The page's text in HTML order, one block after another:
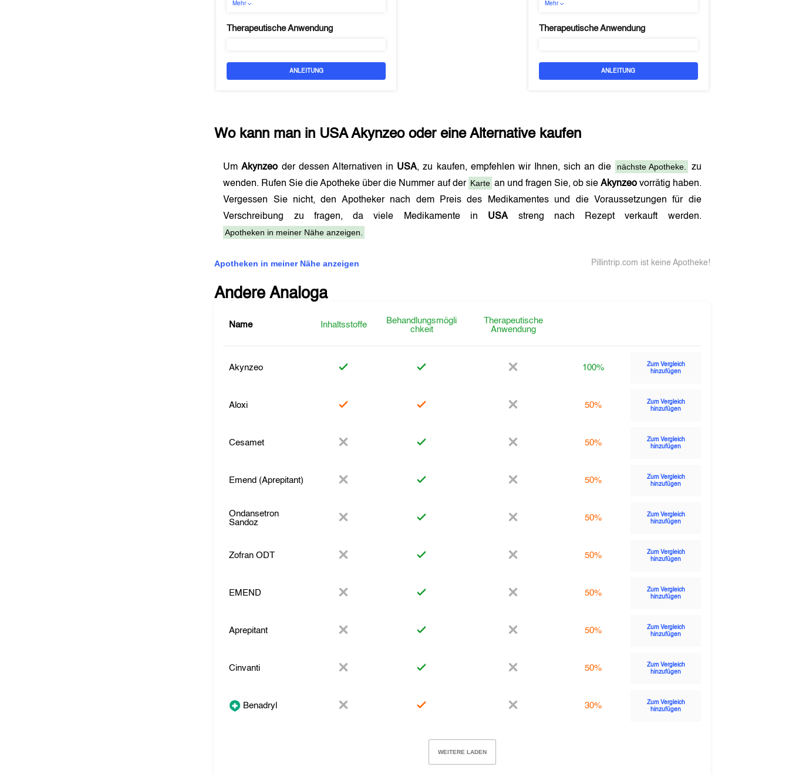
Mehr
Therapeutische Anwendung
ANLEITUNG
Mehr
Therapeutische Anwendung
ANLEITUNG
Wo kann man in USA Akynzeooder eine Alternative kaufen
UmAkynzeo der dessen Alternativen in USA, zu kaufen, empfehlen wir Ihnen, sich an die nächste Apotheke.
zu
wenden. Rufen Sie die Apotheke über die Nummer auf der Karte an und fragen Sie, ob sie Akynzeovorrätig haben.
Vergessen Sie nicht, den Apotheker nach dem Preis des Medikamentes und die Voraussetzungen für die
Verschreibung zu fragen, da viele Medikamente in USAstreng nach Rezept verkauft werden.
Apotheken in meiner Nähe anzeigen.
Apotheken in meiner Nähe anzeigen Pillintrip.com ist keine Apotheke!
Andere Analoga
Name Inhaltsstoffe
Behandlungsmögli
chkeit
Therapeutische
Anwendung
Akynzeo 100%
Zum Vergleich
hinzufügen
Aloxi 50%
Zum Vergleich
hinzufügen
Cesamet 50%
Zum Vergleich
hinzufügen
Emend (Aprepitant) 50%
Zum Vergleich
hinzufügen
Ondansetron
Sandoz
50%
Zum Vergleich
hinzufügen
Zofran ODT 50%
Zum Vergleich
hinzufügen
EMEND 50%
Zum Vergleich
hinzufügen
Aprepitant 50%
Zum Vergleich
hinzufügen
Cinvanti 50%
Zum Vergleich
hinzufügen
Benadryl 30%
Zum Vergleich
hinzufügen
WEITERE LADEN